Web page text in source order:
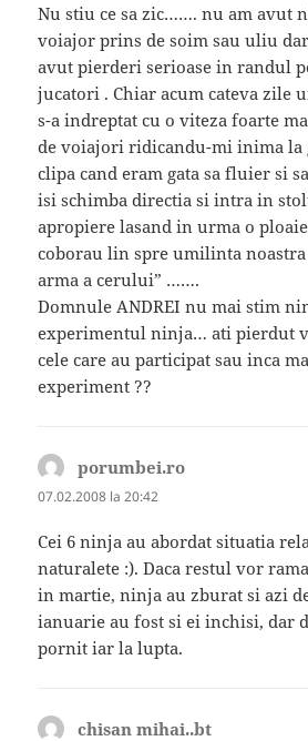
Nu stiu ce sa zic……. nu am avut
voiajor prins de soim sau uliu
avut pierderi serioase in randul
jucatori . Chiar acum cateva zile
s-a indreptat cu o viteza foarte
de voiajori ridicandu-mi inima la
clipa cand eram gata sa fluier si
isi schimba directia si intra in
apropiere lasand in urma o
coborau lin spre umilinta noastra
arma a cerului” …….
Domnule ANDREI nu mai stim
experimentul ninja… ati pierdut
cele care au participat sau inca
experiment ??
porumbei.ro
07.02.2008 la 20:42
Cei 6 ninja au abordat situatia
naturalete :). Daca restul vor
in martie, ninja au zburat si azi
ianuarie au fost si ei inchisi, dar
pornit iar la lupta.
chisan mihai..bt